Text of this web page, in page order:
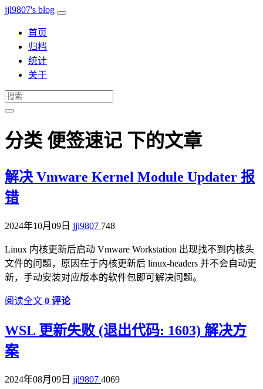
jjl9807's blog
首页
归档
统计
关于
分类 便签速记 下的文章
解决 Vmware Kernel Module Updater 报
错
2024年10月09日 jjl9807 748
Linux 内核更新后启动 Vmware Workstation 出现找不到内核头
文件的问题，原因在于内核更新后 linux-headers 并不会自动更
新，手动安装对应版本的软件包即可解决问题。
阅读全文 0 评论
WSL 更新失败 (退出代码: 1603) 解决方
案
2024年08月09日 jjl9807 4069